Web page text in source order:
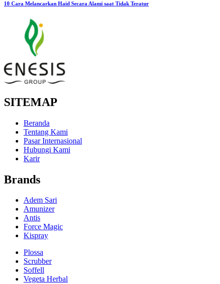
10 Cara Melancarkan Haid Secara Alami saat Tidak Teratur
SITEMAP
Beranda
Tentang Kami
Pasar Internasional
Hubungi Kami
Karir
Brands
Adem Sari
Amunizer
Antis
Force Magic
Kispray
Plossa
Scrubber
Soffell
Vegeta Herbal